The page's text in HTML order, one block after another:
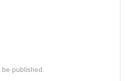
published.